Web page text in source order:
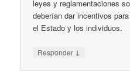
leyes y reglamentaciones
deberían dar incentivos
el Estado y los individuos.
Responder ↓